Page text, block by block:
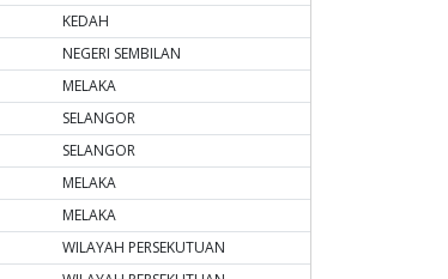
KEDAH
NEGERI SEMBILAN
MELAKA
SELANGOR
SELANGOR
MELAKA
MELAKA
WILAYAH PERSEKUTUAN